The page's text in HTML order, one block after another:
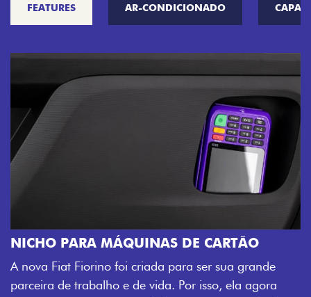
FEATURES AR-CONDICIONADO
MÁQUINAS DE CARTÃO
Fiorino foi criada para ser sua grande
trabalho e de vida. Por isso, ela agora
CHAVE
Agora, a
veículo
fechadura.
mais fluidez